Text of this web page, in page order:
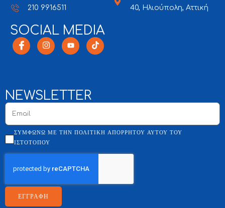
210 9916511
40, Ηλιούπολη, Αττική
SOCIAL MEDIA
NEWSLETTER
ΣΥΜΦΩΝΏ ΜΕ ΤΗΝ ΠΟΛΙΤΙΚΉ ΑΠΟΡΡΉΤΟΥ ΑΥΤΟΎ ΤΟΥ
ΙΣΤΌΤΟΠΟΥ
ΕΓΓΡΑΦΗ